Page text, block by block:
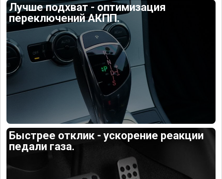
Лучше подхват - оптимизация
переключений АКПП.
Быстрее отклик - ускорение реакции
педали газа.